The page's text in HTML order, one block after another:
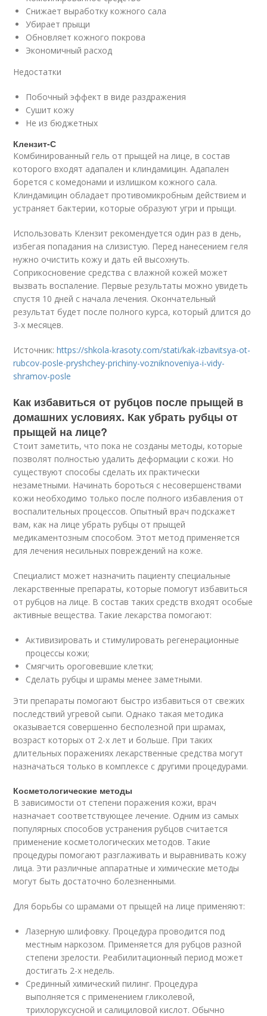
Снижает выработку кожного сала
Убирает прыщи
Обновляет кожного покрова
Экономичный расход
Недостатки
Побочный эффект в виде раздражения
Сушит кожу
Не из бюджетных
Клензит-С
Комбинированный гель от прыщей на лице, в состав
которого входят адапален и клиндамицин. Адапален
борется с комедонами и излишком кожного сала.
Клиндамицин обладает противомикробным действием и
устраняет бактерии, которые образуют угри и прыщи.
Использовать Клензит рекомендуется один раз в день,
избегая попадания на слизистую. Перед нанесением геля
нужно очистить кожу и дать ей высохнуть.
Соприкосновение средства с влажной кожей может
вызвать воспаление. Первые результаты можно увидеть
спустя 10 дней с начала лечения. Окончательный
результат будет после полного курса, который длится до
3-х месяцев.
Источник:https://shkola-krasoty.com/stati/kak-izbavitsya-ot-
rubcov-posle-pryshchey-prichiny-vozniknoveniya-i-vidy-
shramov-posle
Как избавиться от рубцов после прыщей в
домашних условиях. Как убрать рубцы от
прыщей на лице?
Стоит заметить, что пока не созданы методы, которые
позволят полностью удалить деформации с кожи. Но
существуют способы сделать их практически
незаметными. Начинать бороться с несовершенствами
кожи необходимо только после полного избавления от
воспалительных процессов. Опытный врач подскажет
вам, как на лице убрать рубцы от прыщей
медикаментозным способом. Этот метод применяется
для лечения несильных повреждений на коже.
Специалист может назначить пациенту специальные
лекарственные препараты, которые помогут избавиться
от рубцов на лице. В состав таких средств входят особые
активные вещества. Такие лекарства помогают:
Активизировать и стимулировать регенерационные
процессы кожи;
Смягчить ороговевшие клетки;
Сделать рубцы и шрамы менее заметными.
Эти препараты помогают быстро избавиться от свежих
последствий угревой сыпи. Однако такая методика
оказывается совершенно бесполезной при шрамах,
возраст которых от 2-х лет и больше. При таких
длительных поражениях лекарственные средства могут
назначаться только в комплексе с другими процедурами.
Косметологические методы
В зависимости от степени поражения кожи, врач
назначает соответствующее лечение. Одним из самых
популярных способов устранения рубцов считается
применение косметологических методов. Такие
процедуры помогают разглаживать и выравнивать кожу
лица. Эти различные аппаратные и химические методы
могут быть достаточно болезненными.
Для борьбы со шрамами от прыщей на лице применяют:
Лазерную шлифовку. Процедура проводится под
местным наркозом. Применяется для рубцов разной
степени зрелости. Реабилитационный период может
достигать 2-х недель.
Срединный химический пилинг. Процедура
выполняется с применением гликолевой,
трихлоруксусной и салициловой кислот. Обычно